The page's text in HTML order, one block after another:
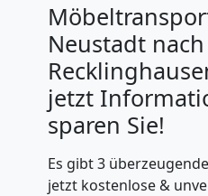
Neustadt nach
jetzt
sparen Sie!
Es gibt 3
jetzt kostenlose &